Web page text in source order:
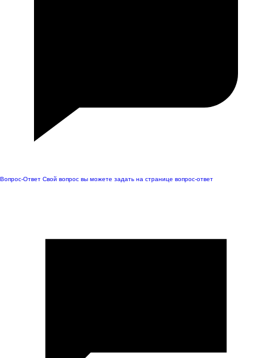
Вопрос-Ответ Свой вопрос вы можете задать на странице вопрос-ответ